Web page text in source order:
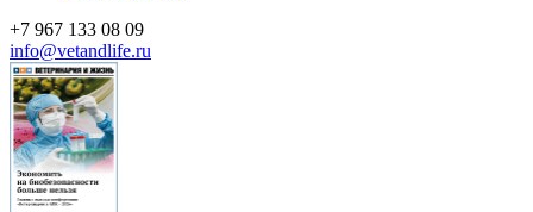
+7 967 133 08 09
info@vetandlife.ru